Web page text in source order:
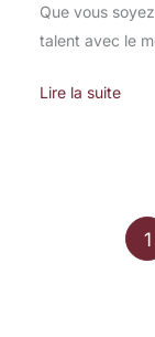
Que vous
talent avec le
Lire la suite
1